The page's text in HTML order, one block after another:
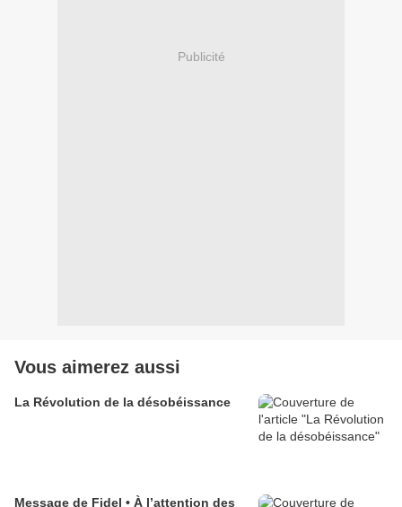
Publicité
Vous aimerez aussi
La Révolution de la désobéissance
Message de Fidel • À l’attention des